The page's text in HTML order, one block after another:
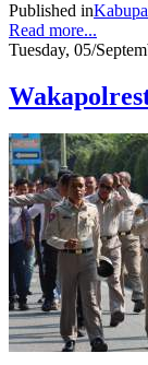
Published in
Read more...
Tuesday, 05/